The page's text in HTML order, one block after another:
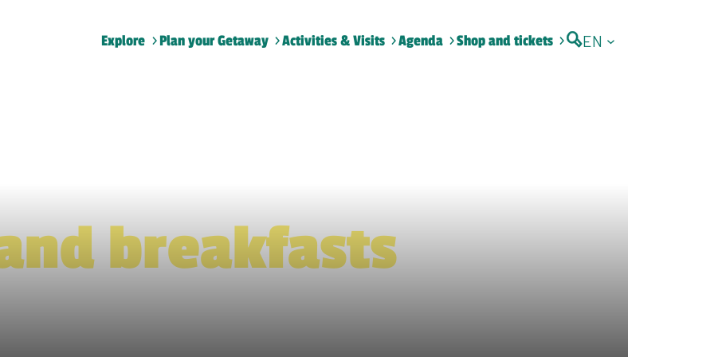
Explore Plan your Getaway Activities & Visits Agenda Shop and tickets EN
breakfasts